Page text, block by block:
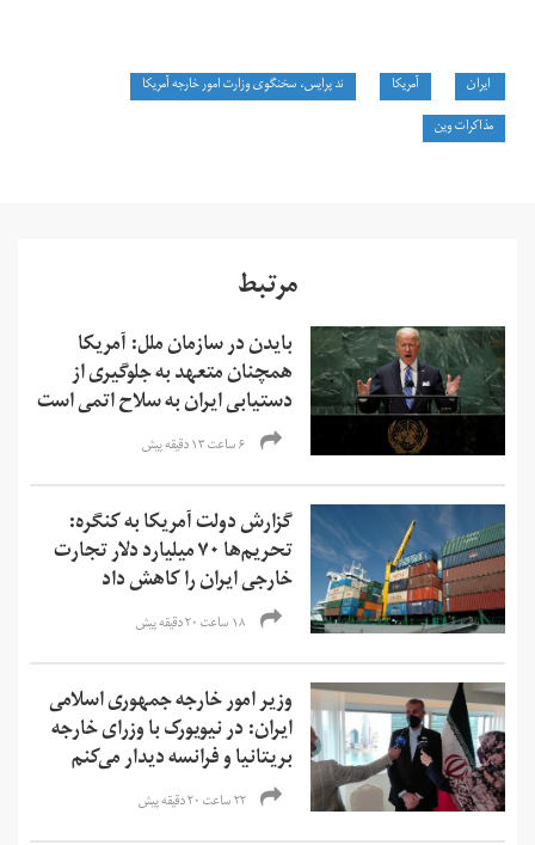
ایران آمریکا
ند پرایس، سخنگوی وزارت امور خارجه آمریکا
مذاکرات وین
مرتبط
بایدن در سازمان ملل: آمریکا
همچنان متعهد به جلوگیری از
دستیابی ایران به سلاح اتمی است
۶ ساعت ۱۳ دقیقه پیش
گزارش دولت آمریکا به کنگره:
تحریم‌ها ۷۰ میلیارد دلار تجارت
خارجی ایران را کاهش داد
۱۸ ساعت ۲۰ دقیقه پیش
وزیر امور خارجه جمهوری اسلامی
ایران: در نیویورک با وزرای خارجه
بریتانیا و فرانسه دیدار می‌کنم
۲۲ ساعت ۲۰ دقیقه پیش